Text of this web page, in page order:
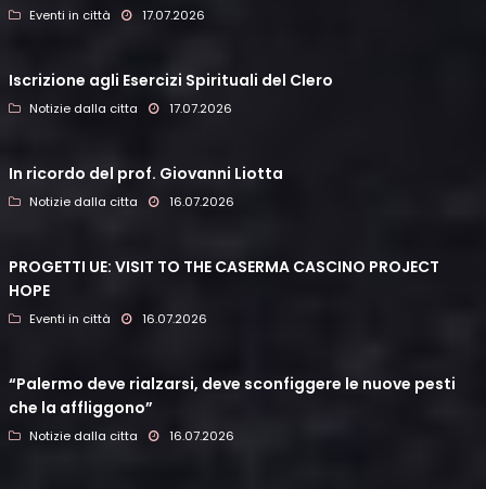
Eventi in città 17.07.2026
Iscrizione agli Esercizi Spirituali del Clero
Notizie dalla citta 17.07.2026
In ricordo del prof. Giovanni Liotta
Notizie dalla citta 16.07.2026
PROGETTI UE: VISIT TO THE CASERMA CASCINO PROJECT
HOPE
Eventi in città 16.07.2026
“Palermo deve rialzarsi, deve sconfiggere le nuove pesti
che la affliggono”
Notizie dalla citta 16.07.2026